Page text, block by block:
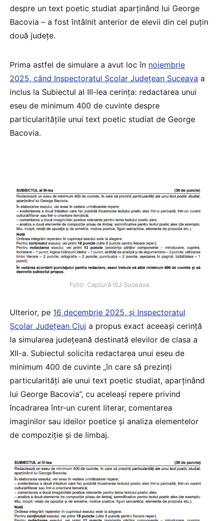
despre un text poetic studiat aparținând lui George
Bacovia – a fost întâlnit anterior de elevii din cel puțin
două județe.
Prima astfel de simulare a avut loc în noiembrie
2025, când Inspectoratul Școlar Județean Suceava a
inclus la Subiectul al III-lea cerința: redactarea unui
eseu de minimum 400 de cuvinte despre
particularitățile unui text poetic studiat de George
Bacovia.
Foto: Captură ISJ Suceava
Ulterior, pe 16 decembrie 2025, și Inspectoratul
Școlar Județean Cluj a propus exact aceeași cerință
la simularea județeană destinată elevilor de clasa a
XII-a. Subiectul solicita redactarea unui eseu de
minimum 400 de cuvinte „în care să prezinți
particularități ale unui text poetic studiat, aparținând
lui George Bacovia”, cu aceleași repere privind
încadrarea într-un curent literar, comentarea
imaginilor sau ideilor poetice și analiza elementelor
de compoziție și de limbaj.